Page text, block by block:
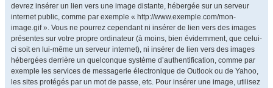
devrez insérer un lien vers une image distante, hébergée sur un serveur
internet public, comme par exemple « http://www.exemple.com/mon-
image.gif ». Vous ne pourrez cependant ni insérer de lien vers des images
présentes sur votre propre ordinateur (à moins, bien évidemment, que celui-
ci soit en lui-même un serveur internet), ni insérer de lien vers des images
hébergées derrière un quelconque système d’authentification, comme par
exemple les services de messagerie électronique de Outlook ou de Yahoo,
les sites protégés par un mot de passe, etc. Pour insérer une image, utilisez